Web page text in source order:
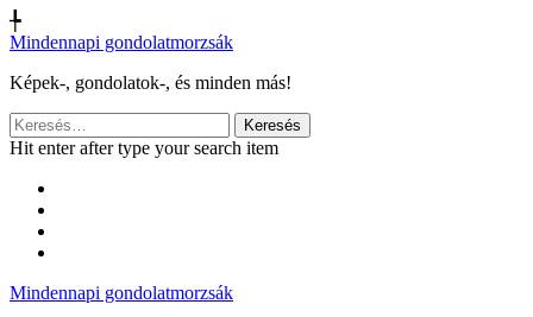
╄
Mindennapi gondolatmorzsák
Képek-, gondolatok-, és minden más!
Keresés:
Hit enter after type your search item
Mindennapi gondolatmorzsák